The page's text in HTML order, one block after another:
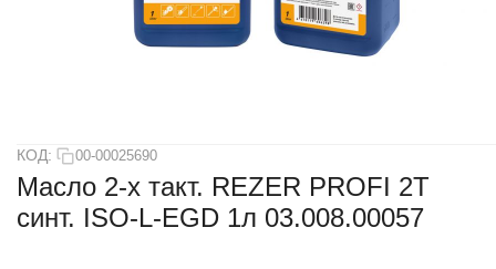
КОД: 00-00025690
Масло 2-х такт. REZER PROFI 2T
синт. ISO-L-EGD 1л 03.008.00057